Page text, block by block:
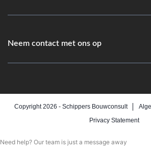
Neem contact met ons op
Copyright 2026 - Schippers Bouwconsult
Privacy Statement
Need help? Our team is just a message away